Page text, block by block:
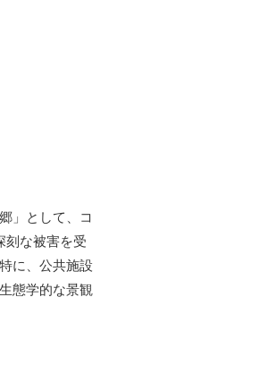
」として、コ
刻な被害を受
に、公共施設
態学的な景観